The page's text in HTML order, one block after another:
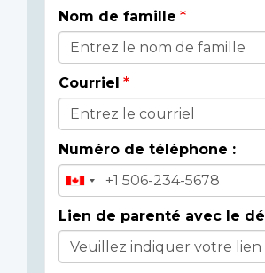
Details
Nom de famille
Courriel
Numéro de téléphone :
Lien de parenté avec le